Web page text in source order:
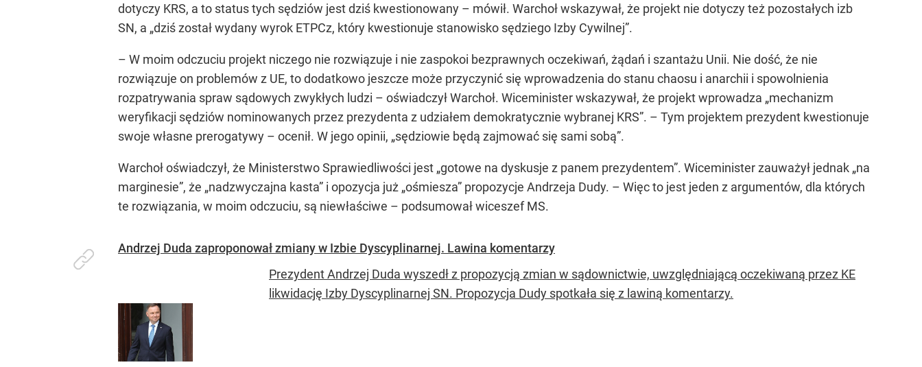
dotyczy KRS, a to status tych sędziów jest dziś kwestionowany – mówił. Warchoł wskazywał, że projekt nie dotyczy też pozostałych izb
SN, a „dziś został wydany wyrok ETPCz, który kwestionuje stanowisko sędziego Izby Cywilnej”.
– W moim odczuciu projekt niczego nie rozwiązuje i nie zaspokoi bezprawnych oczekiwań, żądań i szantażu Unii. Nie dość, że nie
rozwiązuje on problemów z UE, to dodatkowo jeszcze może przyczynić się wprowadzenia do stanu chaosu i anarchii i spowolnienia
rozpatrywania spraw sądowych zwykłych ludzi – oświadczył Warchoł. Wiceminister wskazywał, że projekt wprowadza „mechanizm
weryfikacji sędziów nominowanych przez prezydenta z udziałem demokratycznie wybranej KRS”. – Tym projektem prezydent kwestionuje
swoje własne prerogatywy – ocenił. W jego opinii, „sędziowie będą zajmować się sami sobą”.
Warchoł oświadczył, że Ministerstwo Sprawiedliwości jest „gotowe na dyskusje z panem prezydentem”. Wiceminister zauważył jednak „na
marginesie”, że „nadzwyczajna kasta” i opozycja już „ośmiesza” propozycje Andrzeja Dudy. – Więc to jest jeden z argumentów, dla których
te rozwiązania, w moim odczuciu, są niewłaściwe – podsumował wiceszef MS.
Andrzej Duda zaproponował zmiany w Izbie Dyscyplinarnej. Lawina komentarzy
Prezydent Andrzej Duda wyszedł z propozycją zmian w sądownictwie, uwzględniającą oczekiwaną przez KE
likwidację Izby Dyscyplinarnej SN. Propozycja Dudy spotkała się z lawiną komentarzy.